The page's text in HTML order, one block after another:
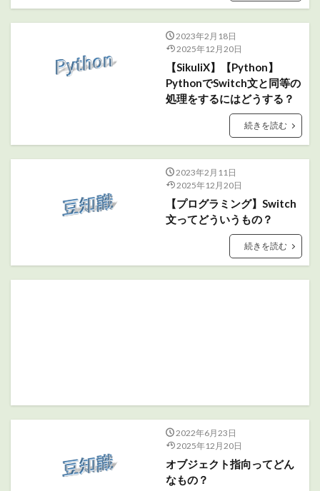
2023年2月18日
2025年12月20日
【SikuliX】【Python】
PythonでSwitch文と同等の
処理をするにはどうする？
続きを読む
2023年2月11日
2025年12月20日
【プログラミング】Switch
文ってどういうもの？
続きを読む
2022年6月23日
2025年12月20日
オブジェクト指向ってどん
なもの？